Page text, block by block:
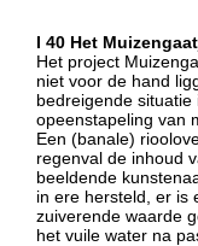
I 40 Het
Het project
niet voor de hand
bedreigende
opeenstapeling van
Een (banale)
regenval de inhoud
beeldende
in ere hersteld, er is
zuiverende waarde
het vuile water na